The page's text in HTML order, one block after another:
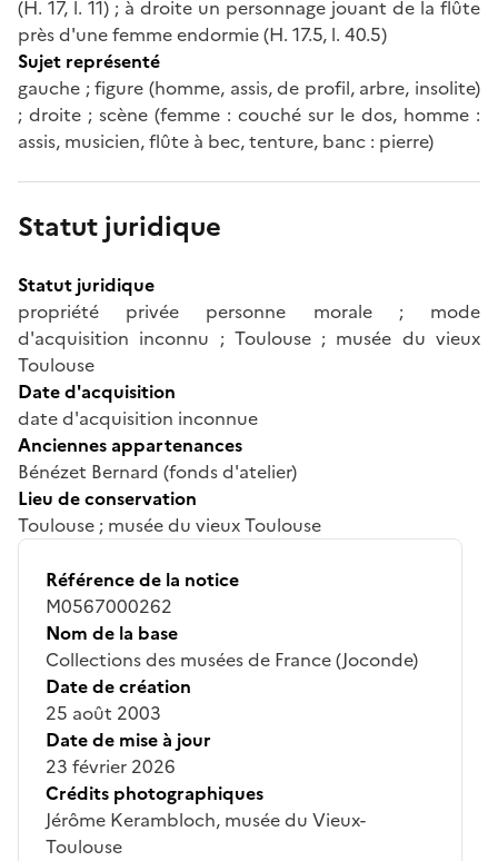
(H. 17, l. 11) ; à droite un personnage jouant de la flûte
près d'une femme endormie (H. 17.5, l. 40.5)
Sujet représenté
gauche ; figure (homme, assis, de profil, arbre, insolite)
; droite ; scène (femme : couché sur le dos, homme :
assis, musicien, flûte à bec, tenture, banc : pierre)
Statut juridique
Statut juridique
propriété privée personne morale ; mode
d'acquisition inconnu ; Toulouse ; musée du vieux
Toulouse
Date d'acquisition
date d'acquisition inconnue
Anciennes appartenances
Bénézet Bernard (fonds d'atelier)
Lieu de conservation
Toulouse ; musée du vieux Toulouse
Référence de la notice
M0567000262
Nom de la base
Collections des musées de France (Joconde)
Date de création
25 août 2003
Date de mise à jour
23 février 2026
Crédits photographiques
Jérôme Kerambloch, musée du Vieux-
Toulouse